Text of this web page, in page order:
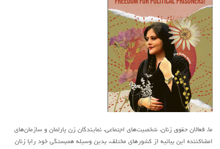
بحث
زنان
کارگران
اقتصادی
ادبی
سیاسی
نقد سیاسی
مباحثات
ما، فعالان حقوق زنان، شخصیت‌های اجتماعی، نمایندگان زن پارلمان و سازمان‌های
امضاکننده این بیانیه از کشورهای مختلف، بدین وسیله همبستگی خود رابا زنان